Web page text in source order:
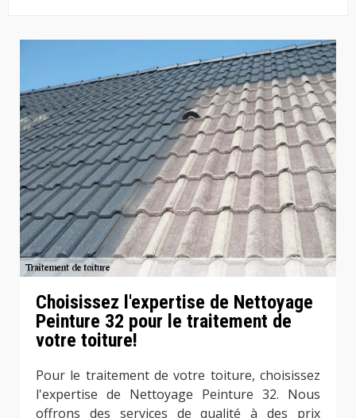
Choisissez l'expertise de Nettoyage
Peinture 32 pour le traitement de
votre toiture!
Pour le traitement de votre toiture, choisissez
l'expertise de Nettoyage Peinture 32. Nous
offrons des services de qualité à des prix